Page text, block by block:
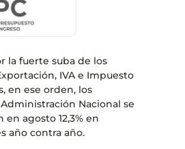
la fuerte suba de los
IVA e Impuesto
en ese orden, los
Nacional se
agosto 12,3% en
año contra año.